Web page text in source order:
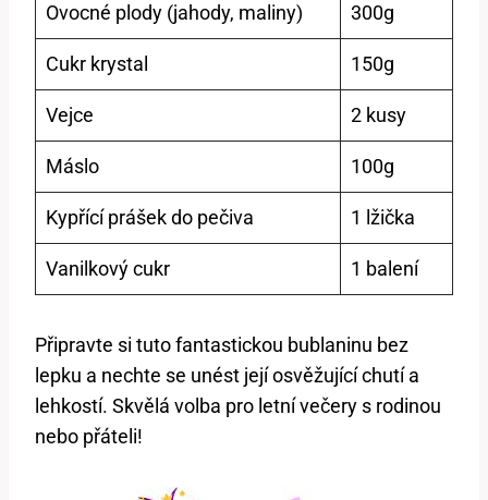
Ovocné plody (jahody, maliny) 300g
Cukr krystal 150g
Vejce 2 kusy
Máslo 100g
Kypřící prášek do pečiva 1 lžička
Vanilkový cukr 1 balení
Připravte si tuto fantastickou bublaninu bez
lepku a nechte se unést její osvěžující chutí a
lehkostí. Skvělá volba pro letní večery s rodinou
nebo přáteli!